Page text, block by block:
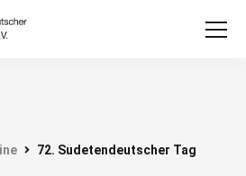
72. Sudetendeutscher Tag